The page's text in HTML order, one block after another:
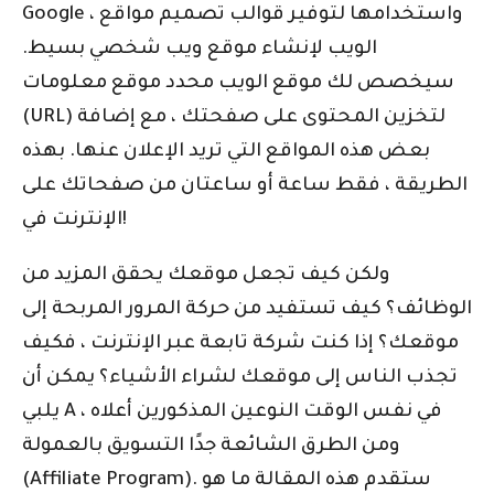
Google ، واستخدامها لتوفير قوالب تصميم مواقع
الويب لإنشاء موقع ويب شخصي بسيط.
سيخصص لك موقع الويب محدد موقع معلومات
(URL) لتخزين المحتوى على صفحتك ، مع إضافة
بعض هذه المواقع التي تريد الإعلان عنها. بهذه
الطريقة ، فقط ساعة أو ساعتان من صفحاتك على
الإنترنت في!
ولكن كيف تجعل موقعك يحقق المزيد من
الوظائف؟ كيف تستفيد من حركة المرور المربحة إلى
موقعك؟ إذا كنت شركة تابعة عبر الإنترنت ، فكيف
تجذب الناس إلى موقعك لشراء الأشياء؟ يمكن أن
يلبي A في نفس الوقت النوعين المذكورين أعلاه ،
ومن الطرق الشائعة جدًا التسويق بالعمولة
(Affiliate Program). ستقدم هذه المقالة ما هو